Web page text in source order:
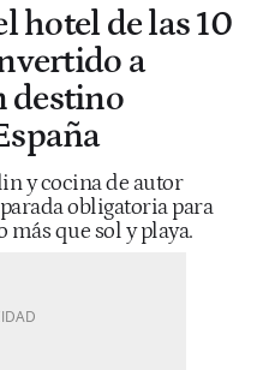
hotel de las 10
a
destino
y cocina de autor
obligatoria para
que sol y playa.